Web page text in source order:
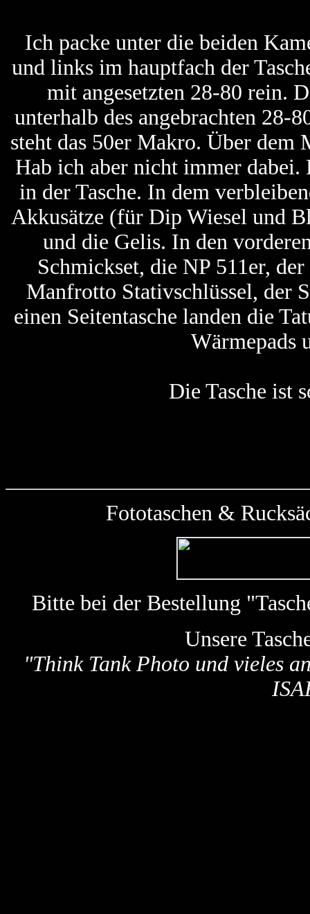
Ich packe unter die beiden
und links im hauptfach der
mit angesetzten 28-80 rein.
unterhalb des angebrachten 28-
steht das 50er Makro. Über
Hab ich aber nicht immer
in der Tasche. In dem
Akkusätze (für Dip Wiesel und
und die Gelis. In den
Schmickset, die NP 511er,
Manfrotto Stativschlüssel, der
einen Seitentasche landen die
Wärmepads
Die Tasche ist
Fototaschen &
Bitte bei der Bestellung
Unsere
"Think Tank Photo und vieles